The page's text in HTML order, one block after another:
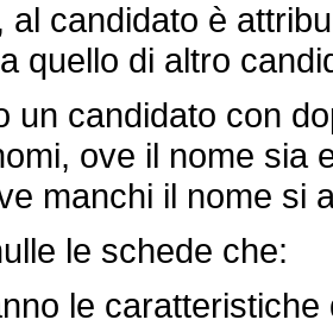
al candidato è
quello di altro
candidato con
ove il nome sia
manchi il nome si
le schede che:
le caratteristiche